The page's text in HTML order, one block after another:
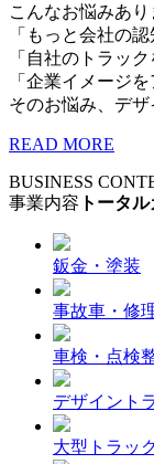
こんなお悩みあり
「もっと会社の
「自社のトラッ
「企業イメージ
そのお悩み、デザ
READ MORE
BUSINESS
事業内容 トータ
鈑金・塗装
事故車・修
車検・点検
デザイント
大型トラッ